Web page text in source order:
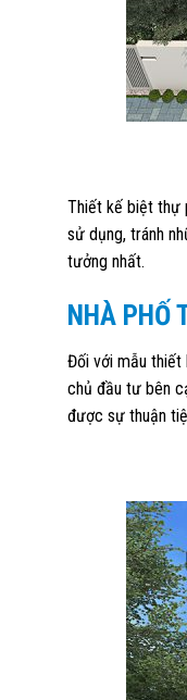
Thiết kế biệt thự
sử dụng, tránh
tưởng nhất.
NHÀ PHỐ
Đối với mẫu thiết
chủ đầu tư bên
được sự thuận